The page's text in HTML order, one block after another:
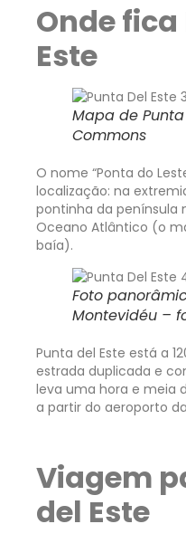
Onde
Este
Mapa de
Commons
O nome “Ponta do
localização: na
pontinha da península
Oceano Atlântico (o
baía).
Foto
Montevidéu –
Punta del Este está a
estrada duplicada e
leva uma hora e meia
a partir do aeroporto
Viagem
del Este